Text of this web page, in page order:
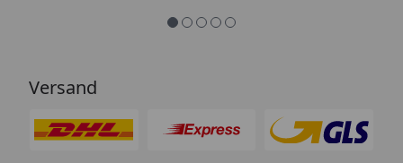
Versand